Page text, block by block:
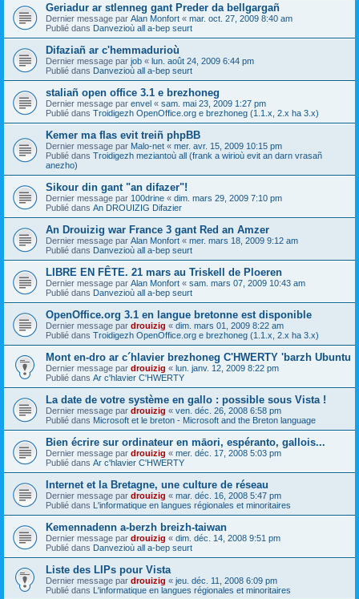
Geriadur ar stlenneg gant Preder da bellgargañ
Dernier message par Alan Monfort « mar. oct. 27, 2009 8:40 am
Publié dans Danvezioù all a-bep seurt
Difaziañ ar c'hemmadurioù
Dernier message par job « lun. août 24, 2009 6:44 pm
Publié dans Danvezioù all a-bep seurt
staliañ open office 3.1 e brezhoneg
Dernier message par envel « sam. mai 23, 2009 1:27 pm
Publié dans Troidigezh OpenOffice.org e brezhoneg (1.1.x, 2.x ha 3.x)
Kemer ma flas evit treiñ phpBB
Dernier message par Malo-net « mer. avr. 15, 2009 10:15 pm
Publié dans Troidigezh meziantoù all (frank a wirioù evit an darn vrasañ
anezho)
Sikour din gant "an difazer"!
Dernier message par 100drine « dim. mars 29, 2009 7:10 pm
Publié dans An DROUIZIG Difazier
An Drouizig war France 3 gant Red an Amzer
Dernier message par Alan Monfort « mer. mars 18, 2009 9:12 am
Publié dans Danvezioù all a-bep seurt
LIBRE EN FÊTE. 21 mars au Triskell de Ploeren
Dernier message par Alan Monfort « sam. mars 07, 2009 10:43 am
Publié dans Danvezioù all a-bep seurt
OpenOffice.org 3.1 en langue bretonne est disponible
Dernier message par drouizig « dim. mars 01, 2009 8:22 am
Publié dans Troidigezh OpenOffice.org e brezhoneg (1.1.x, 2.x ha 3.x)
Mont en-dro ar c´hlavier brezhoneg C'HWERTY 'barzh Ubuntu
Dernier message par drouizig « lun. janv. 12, 2009 8:22 pm
Publié dans Ar c'hlavier C'HWERTY
La date de votre système en gallo : possible sous Vista !
Dernier message par drouizig « ven. déc. 26, 2008 6:58 pm
Publié dans Microsoft et le breton - Microsoft and the Breton language
Bien écrire sur ordinateur en māori, espéranto, gallois...
Dernier message par drouizig « mer. déc. 17, 2008 5:03 pm
Publié dans Ar c'hlavier C'HWERTY
Internet et la Bretagne, une culture de réseau
Dernier message par drouizig « mar. déc. 16, 2008 5:47 pm
Publié dans L'informatique en langues régionales et minoritaires
Kemennadenn a-berzh breizh-taiwan
Dernier message par drouizig « dim. déc. 14, 2008 9:51 pm
Publié dans Danvezioù all a-bep seurt
Liste des LIPs pour Vista
Dernier message par drouizig « jeu. déc. 11, 2008 6:09 pm
Publié dans L'informatique en langues régionales et minoritaires